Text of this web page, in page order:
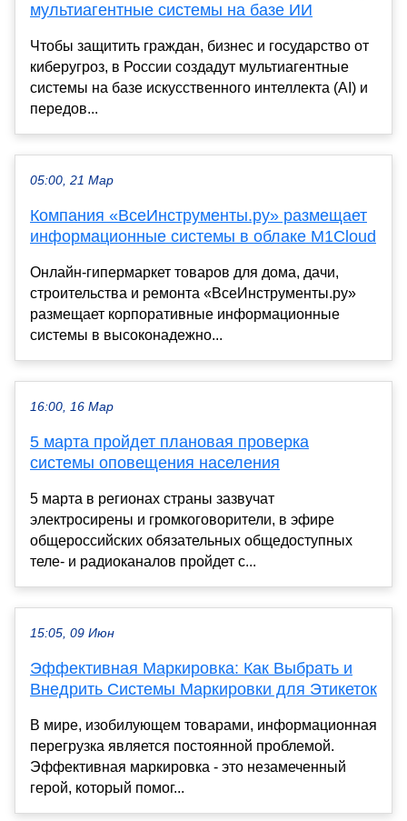
мультиагентные системы на базе ИИ
Чтобы защитить граждан, бизнес и государство от
киберугроз, в России создадут мультиагентные
системы на базе искусственного интеллекта (AI) и
передов...
05:00, 21 Мар
Компания «ВсеИнструменты.ру» размещает
информационные системы в облаке M1Cloud
Онлайн-гипермаркет товаров для дома, дачи,
строительства и ремонта «ВсеИнструменты.ру»
размещает корпоративные информационные
системы в высоконадежно...
16:00, 16 Мар
5 марта пройдет плановая проверка
системы оповещения населения
5 марта в регионах страны зазвучат
электросирены и громкоговорители, в эфире
общероссийских обязательных общедоступных
теле- и радиоканалов пройдет с...
15:05, 09 Июн
Эффективная Маркировка: Как Выбрать и
Внедрить Системы Маркировки для Этикеток
В мире, изобилующем товарами, информационная
перегрузка является постоянной проблемой.
Эффективная маркировка - это незамеченный
герой, который помог...